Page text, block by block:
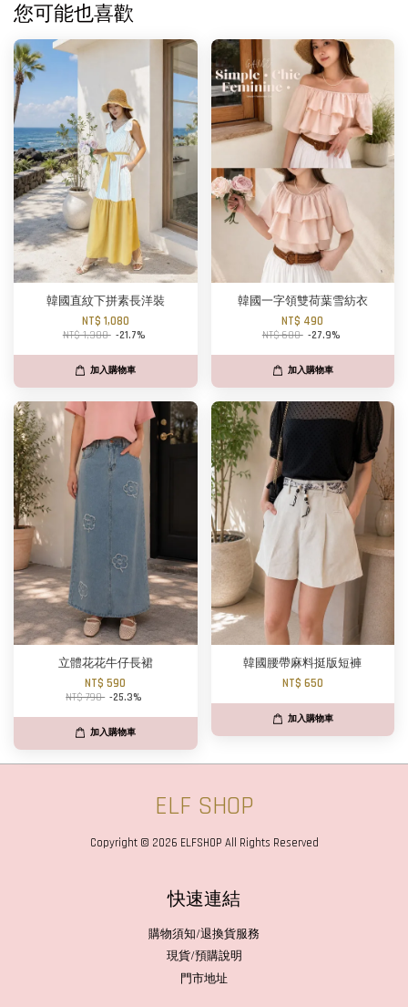
您可能也喜歡
韓國直紋下拼素長洋裝
NT$ 1,080
NT$ 1,380 -21.7%
加入購物車
韓國一字領雙荷葉雪紡衣
NT$ 490
NT$ 680 -27.9%
加入購物車
立體花花牛仔長裙
NT$ 590
NT$ 790 -25.3%
加入購物車
韓國腰帶麻料挺版短褲
NT$ 650
加入購物車
ELF SHOP
Copyright © 2026 ELFSHOP All Rights Reserved
快速連結
購物須知/退換貨服務
現貨/預購說明
門市地址